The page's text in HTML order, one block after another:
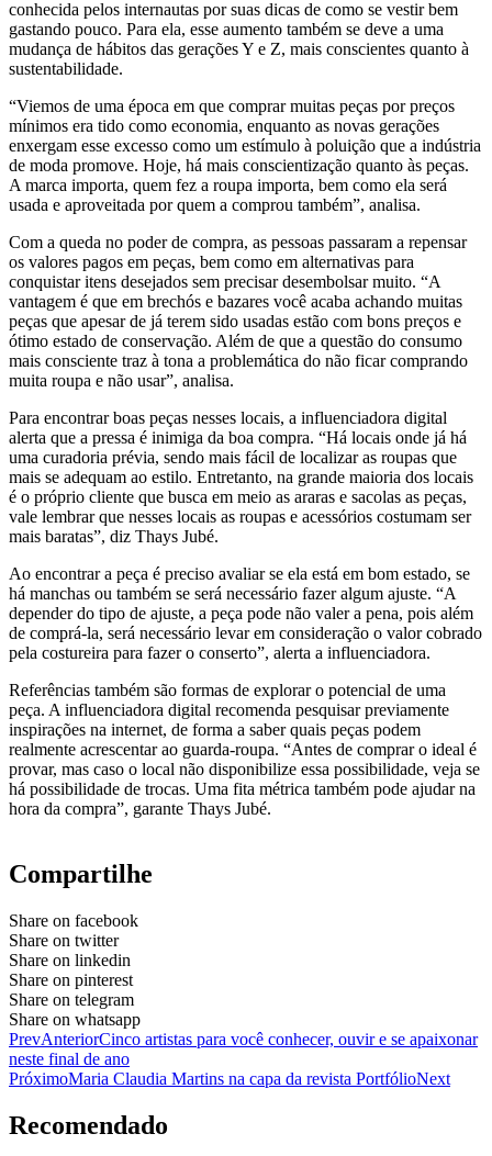
conhecida pelos internautas por suas dicas de como se vestir bem
gastando pouco. Para ela, esse aumento também se deve a uma
mudança de hábitos das gerações Y e Z, mais conscientes quanto à
sustentabilidade.
“Viemos de uma época em que comprar muitas peças por preços
mínimos era tido como economia, enquanto as novas gerações
enxergam esse excesso como um estímulo à poluição que a indústria
de moda promove. Hoje, há mais conscientização quanto às peças.
A marca importa, quem fez a roupa importa, bem como ela será
usada e aproveitada por quem a comprou também”, analisa.
Com a queda no poder de compra, as pessoas passaram a repensar
os valores pagos em peças, bem como em alternativas para
conquistar itens desejados sem precisar desembolsar muito. “A
vantagem é que em brechós e bazares você acaba achando muitas
peças que apesar de já terem sido usadas estão com bons preços e
ótimo estado de conservação. Além de que a questão do consumo
mais consciente traz à tona a problemática do não ficar comprando
muita roupa e não usar”, analisa.
Para encontrar boas peças nesses locais, a influenciadora digital
alerta que a pressa é inimiga da boa compra. “Há locais onde já há
uma curadoria prévia, sendo mais fácil de localizar as roupas que
mais se adequam ao estilo. Entretanto, na grande maioria dos locais
é o próprio cliente que busca em meio as araras e sacolas as peças,
vale lembrar que nesses locais as roupas e acessórios costumam ser
mais baratas”, diz Thays Jubé.
Ao encontrar a peça é preciso avaliar se ela está em bom estado, se
há manchas ou também se será necessário fazer algum ajuste. “A
depender do tipo de ajuste, a peça pode não valer a pena, pois além
de comprá-la, será necessário levar em consideração o valor cobrado
pela costureira para fazer o conserto”, alerta a influenciadora.
Referências também são formas de explorar o potencial de uma
peça. A influenciadora digital recomenda pesquisar previamente
inspirações na internet, de forma a saber quais peças podem
realmente acrescentar ao guarda-roupa. “Antes de comprar o ideal é
provar, mas caso o local não disponibilize essa possibilidade, veja se
há possibilidade de trocas. Uma fita métrica também pode ajudar na
hora da compra”, garante Thays Jubé.
Compartilhe
Share on facebook
Share on twitter
Share on linkedin
Share on pinterest
Share on telegram
Share on whatsapp
PrevAnteriorCinco artistas para você conhecer, ouvir e se apaixonar
neste final de ano
PróximoMaria Claudia Martins na capa da revista PortfólioNext
Recomendado